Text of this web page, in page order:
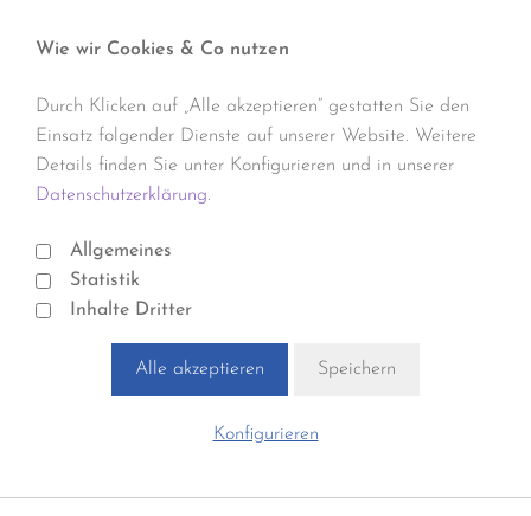
Wie wir Cookies & Co nutzen
Durch Klicken auf „Alle akzeptieren“ gestatten Sie den
Einsatz folgender Dienste auf unserer Website. Weitere
Details finden Sie unter Konfigurieren und in unserer
Datenschutzerklärung.
Allgemeines
Statistik
Inhalte Dritter
Alle akzeptieren Speichern
Konfigurieren